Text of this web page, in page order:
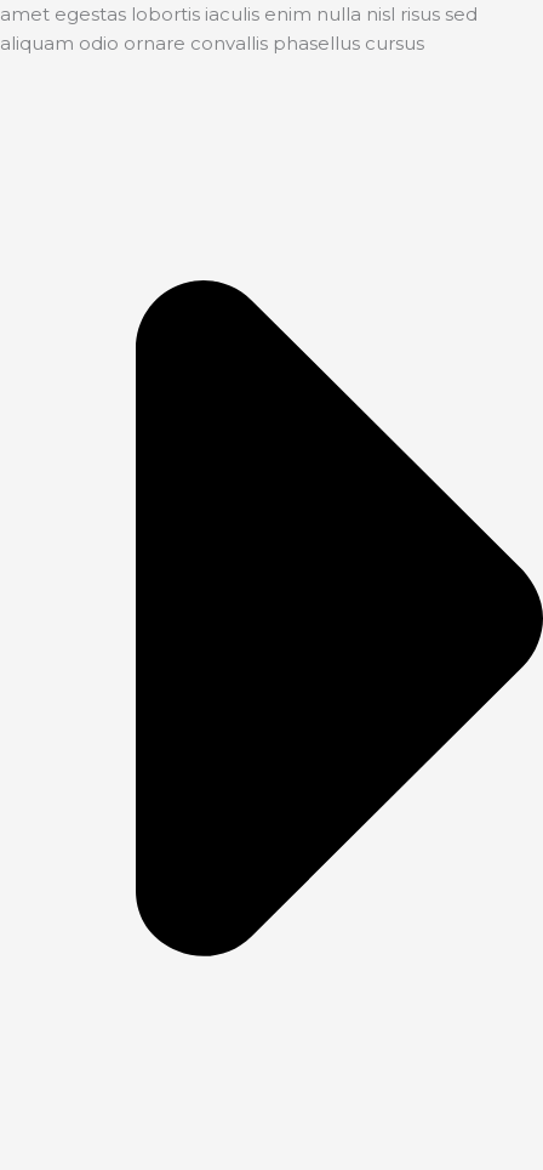
amet egestas lobortis iaculis enim nulla nisl risus sed
aliquam odio ornare convallis phasellus cursus